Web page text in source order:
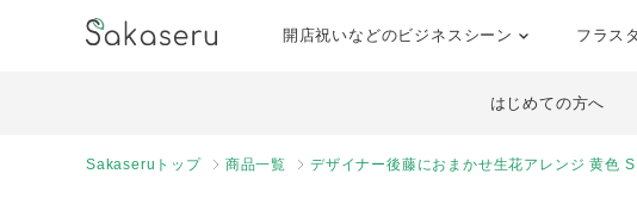
開店祝いなどのビジネスシーン フラス
はじめての方へ
Sakaseruトップ 商品一覧 デザイナー後藤におまかせ生花アレンジ 黄色 S